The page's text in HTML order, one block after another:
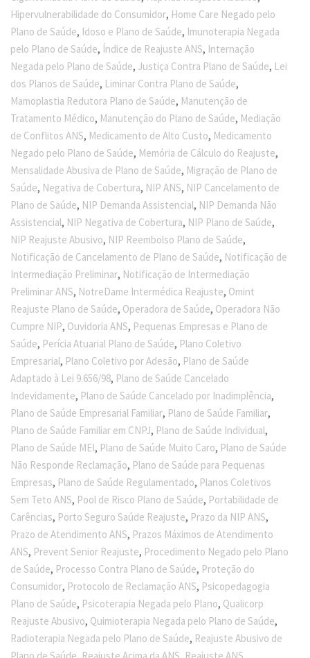
Hipervulnerabilidade do Consumidor, Home Care Negado pelo
Plano de Saúde, Idoso e Plano de Saúde, Imunoterapia Negada
pelo Plano de Saúde, Índice de Reajuste ANS, Internação
Negada pelo Plano de Saúde, Justiça Contra Plano de Saúde, Lei
dos Planos de Saúde, Liminar Contra Plano de Saúde,
Mamoplastia Redutora Plano de Saúde, Manutenção de
Tratamento Médico, Manutenção do Plano de Saúde, Mediação
de Conflitos ANS, Medicamento de Alto Custo, Medicamento
Negado pelo Plano de Saúde, Memória de Cálculo do Reajuste,
Mensalidade Abusiva de Plano de Saúde, Migração de Plano de
Saúde, Negativa de Cobertura, NIP ANS, NIP Cancelamento de
Plano de Saúde, NIP Demanda Assistencial, NIP Demanda Não
Assistencial, NIP Negativa de Cobertura, NIP Plano de Saúde,
NIP Reajuste Abusivo, NIP Reembolso Plano de Saúde,
Notificação de Cancelamento de Plano de Saúde, Notificação de
Intermediação Preliminar, Notificação de Intermediação
Preliminar ANS, NotreDame Intermédica Reajuste, Omint
Reajuste Plano de Saúde, Operadora de Saúde, Operadora Não
Cumpre NIP, Ouvidoria ANS, Pequenas Empresas e Plano de
Saúde, Perícia Atuarial Plano de Saúde, Plano Coletivo
Empresarial, Plano Coletivo por Adesão, Plano de Saúde
Adaptado à Lei 9.656/98, Plano de Saúde Cancelado
Indevidamente, Plano de Saúde Cancelado por Inadimplência,
Plano de Saúde Empresarial Familiar, Plano de Saúde Familiar,
Plano de Saúde Familiar em CNPJ, Plano de Saúde Individual,
Plano de Saúde MEI, Plano de Saúde Muito Caro, Plano de Saúde
Não Responde Reclamação, Plano de Saúde para Pequenas
Empresas, Plano de Saúde Regulamentado, Planos Coletivos
Sem Teto ANS, Pool de Risco Plano de Saúde, Portabilidade de
Carências, Porto Seguro Saúde Reajuste, Prazo da NIP ANS,
Prazo de Atendimento ANS, Prazos Máximos de Atendimento
ANS, Prevent Senior Reajuste, Procedimento Negado pelo Plano
de Saúde, Processo Contra Plano de Saúde, Proteção do
Consumidor, Protocolo de Reclamação ANS, Psicopedagogia
Plano de Saúde, Psicoterapia Negada pelo Plano, Qualicorp
Reajuste Abusivo, Quimioterapia Negada pelo Plano de Saúde,
Radioterapia Negada pelo Plano de Saúde, Reajuste Abusivo de